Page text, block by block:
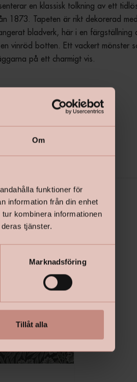
Om
funktioner för
information från din enhet
kombinera informationen
tjänster.
Marknadsföring
Tillåt alla
en klassisk tolkning av ett
1873. Tapeten är rikt dekorerad
bladverk, här i en
vinröd botten. Ett vackert mönster
på ett charmigt vis.